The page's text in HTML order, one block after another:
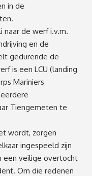
in de
naar de werf i.v.m.
en de
gedurende de
is een LCU (landing
Mariniers
Tiengemeten te
wordt, zorgen
ingespeeld zijn
een veilige overtocht
Om die redenen